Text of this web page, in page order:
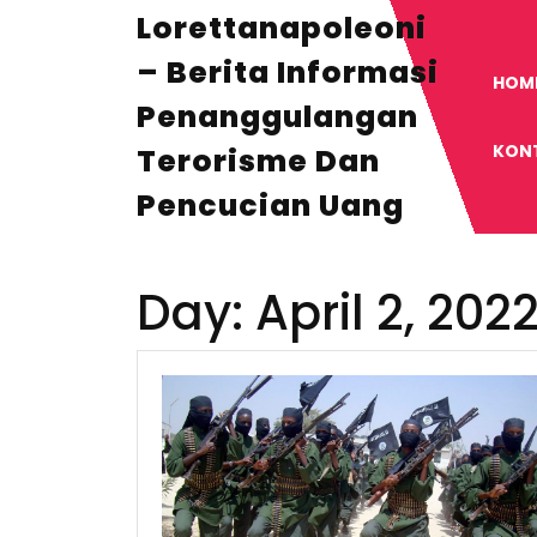
Lorettanapoleoni
– Berita Informasi
Penanggulangan
Terorisme Dan
Pencucian Uang
Day: April 2, 2022